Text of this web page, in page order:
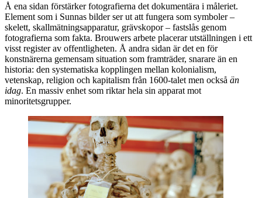
Å ena sidan förstärker fotografierna det dokumentära i måleriet.
Element som i Sunnas bilder ser ut att fungera som symboler –
skelett, skallmätningsapparatur, grävskopor – fastslås genom
fotografierna som fakta. Brouwers arbete placerar utställningen i ett
visst register av offentligheten. Å andra sidan är det en för
konstnärerna gemensam situation som framträder, snarare än en
historia: den systematiska kopplingen mellan kolonialism,
vetenskap, religion och kapitalism från 1600-talet men också än
idag. En massiv enhet som riktar hela sin apparat mot
minoritetsgrupper.